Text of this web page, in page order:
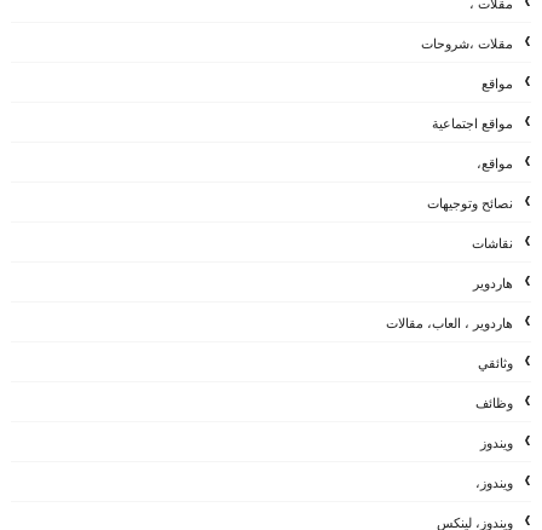
مقلات ،شروحات
مواقع
مواقع اجتماعية
مواقع،
نصائح وتوجيهات
نقاشات
هاردوير
هاردوير ، العاب، مقالات
وثائقي
وظائف
ويندوز
ويندوز،
ويندوز، لينكس